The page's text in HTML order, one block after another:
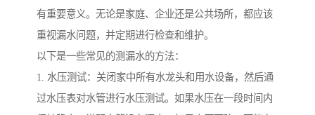
有重要意义。无论是家庭、企业还是公共场所，都应该
重视漏水问题，并定期进行检查和维护。
以下是一些常见的测漏水的方法：
1. 水压测试：关闭家中所有水龙头和用水设备，然后通
过水压表对水管进行水压测试。如果水压在一段时间内